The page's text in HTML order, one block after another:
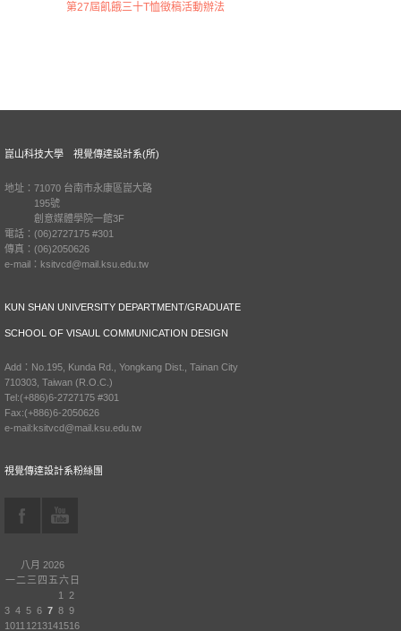
第27屆飢餓三十T恤徵稿活動辦法
崑山科技大學 視覺傳達設計系(所)
地址：71070 台南市永康區崑大路
195號
創意媒體學院一館3F
電話：(06)2727175 #301
傳真：(06)2050626
e-mail：ksitvcd@mail.ksu.edu.tw
KUN SHAN UNIVERSITY DEPARTMENT/GRADUATE
SCHOOL OF VISAUL COMMUNICATION DESIGN
Add：No.195, Kunda Rd., Yongkang Dist., Tainan City
710303, Taiwan (R.O.C.)
Tel:(+886)6-2727175 #301
Fax:(+886)6-2050626
e-mail:ksitvcd@mail.ksu.edu.tw
視覺傳達設計系粉絲團
八月 2026
一 二 三 四 五六 日
1
2
3 4 5 6 7 8 9
1011 1213141516